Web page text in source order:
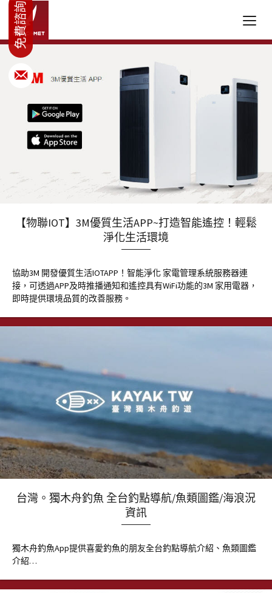
【物聯IOT】3M優質生活APP~打造智能遙控！輕鬆
淨化生活環境
協助3M 開發優質生活IOTAPP！智能淨化 家電管理系統服務器連
接，可透過APP及時推播通知和遙控具有WiFi功能的3M 家用電器，
即時提供環境品質的改善服務。
台灣。獨木舟釣魚 全台釣點導航/魚類圖鑑/海浪況
資訊
獨木舟釣魚App提供喜愛釣魚的朋友全台釣點導航介紹、魚類圖鑑
介紹…